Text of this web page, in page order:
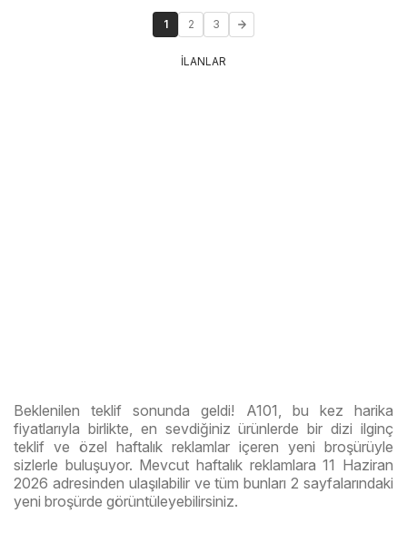
1 2 3
İLANLAR
Beklenilen teklif sonunda geldi! A101, bu kez harika
fiyatlarıyla birlikte, en sevdiğiniz ürünlerde bir dizi ilginç
teklif ve özel haftalık reklamlar içeren yeni broşürüyle
sizlerle buluşuyor. Mevcut haftalık reklamlara 11 Haziran
2026 adresinden ulaşılabilir ve tüm bunları 2 sayfalarındaki
yeni broşürde görüntüleyebilirsiniz.